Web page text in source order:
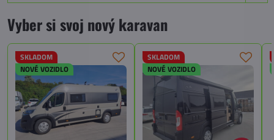
Vyber si svoj nový karavan
SKLADOM
NOVÉ VOZIDLO
SKLADOM
NOVÉ VOZIDLO